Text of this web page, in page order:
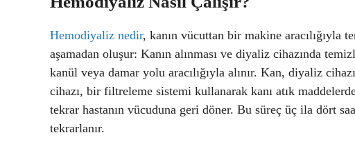
Hemodiyaliz nedir, kanın vücuttan bir makine aracılığıyla
aşamadan oluşur: Kanın alınması ve diyaliz cihazında
kanül veya damar yolu aracılığıyla alınır. Kan, diyaliz
cihazı, bir filtreleme sistemi kullanarak kanı atık
tekrar hastanın vücuduna geri döner. Bu süreç üç ila dört
tekrarlanır.